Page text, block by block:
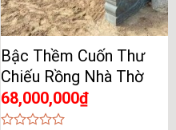
Bậc Thềm Cuốn Thư
Chiếu Rồng Nhà Thờ
68,000,000₫